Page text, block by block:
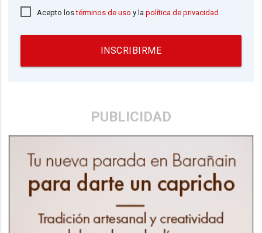
Acepto lostérminos de uso y lapolítica de privacidad
INSCRIBIRME
PUBLICIDAD